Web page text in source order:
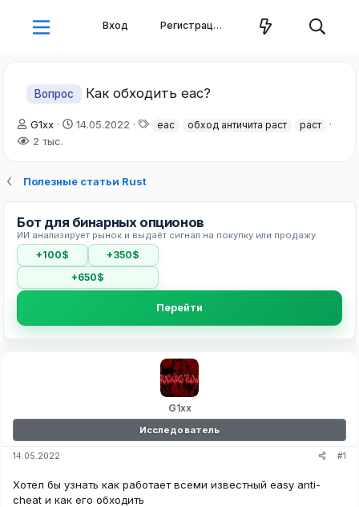
Вход Регистрация
Вопрос Как обходить eac?
А
в
р
м
ы
G1xx
Д
н
а
л
14.05.2022
Тeac обход античита раст раст
2 тыс.
Полезные статьи Rust
Бот для бинарных опционов
ИИ анализирует рынок и выдаёт сигнал на покупку или продажу
+100$
+350$
+650$
Перейти
G1xx
Исследователь
14.05.2022 #1
Хотел бы узнать как работает всеми известный easy anti-
cheat и как его обходить